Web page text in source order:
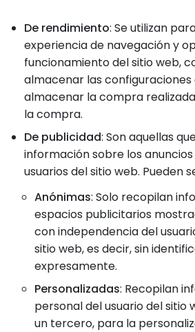
De rendimiento: Se utilizan
experiencia de navegación y
funcionamiento del sitio web,
almacenar las configuraciones
almacenar la compra
la compra.
De publicidad: Son aquellas
información sobre los
usuarios del sitio web. Pueden
Anónimas: Solo recopilan
espacios publicitarios
con independencia del
sitio web, es decir, sin
expresamente.
Personalizadas: Recopilan
personal del usuario del sitio
un tercero, para la